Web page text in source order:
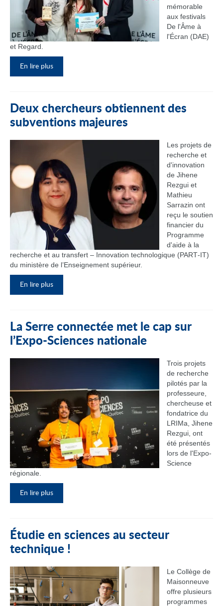
mémorable
aux festivals
De l'Âme à
l'Écran (DAE)
et Regard.
En lire plus
Deux chercheurs obtiennent des
subventions majeures
Les projets de
recherche et
d'innovation
de Jihene
Rezgui et
Mathieu
Sarrazin ont
reçu le soutien
financier du
Programme
d'aide à la
recherche et au transfert – Innovation technologique (PART‑IT)
du ministère de l’Enseignement supérieur.
En lire plus
La Serre connectée met le cap sur
l’Expo-Sciences nationale
Trois projets
de recherche
pilotés par la
professeure,
chercheuse et
fondatrice du
LRIMa, Jihene
Rezgui, ont
été présentés
lors de l'Expo-
Science
régionale.
En lire plus
Étudie en sciences au secteur
technique !
Le Collège de
Maisonneuve
offre plusieurs
programmes